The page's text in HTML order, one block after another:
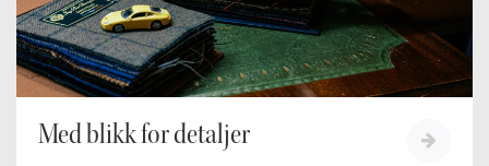
Med blikk for detaljer